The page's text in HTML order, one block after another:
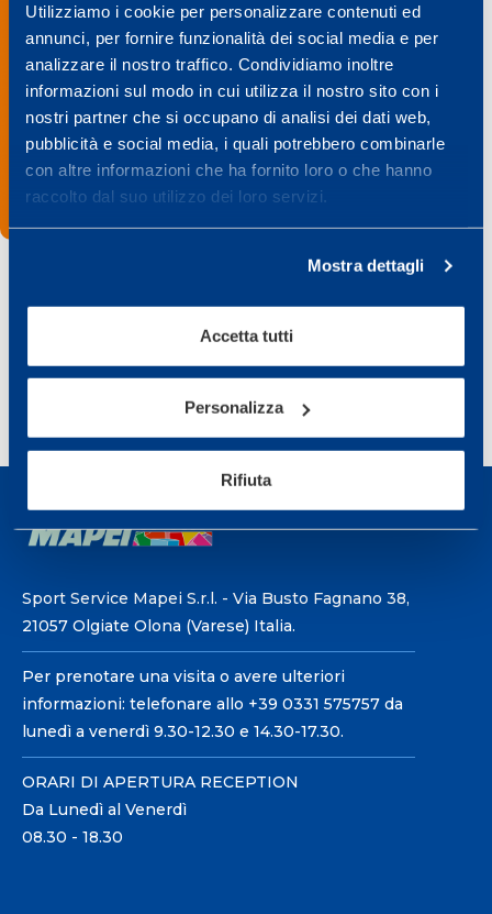
Utilizziamo i cookie per personalizzare contenuti ed
annunci, per fornire funzionalità dei social media e per
analizzare il nostro traffico. Condividiamo inoltre
informazioni sul modo in cui utilizza il nostro sito con i
nostri partner che si occupano di analisi dei dati web,
pubblicità e social media, i quali potrebbero combinarle
con altre informazioni che ha fornito loro o che hanno
raccolto dal suo utilizzo dei loro servizi.
Mostra dettagli
Accetta tutti
Personalizza
Rifiuta
Condividi
Sport Service Mapei S.r.l. - Via Busto Fagnano 38,
21057 Olgiate Olona (Varese) Italia.
Per prenotare una visita o avere ulteriori
informazioni: telefonare allo +39 0331 575757 da
lunedì a venerdì 9.30-12.30 e 14.30-17.30.
ORARI DI APERTURA RECEPTION
Da Lunedì al Venerdì
08.30 - 18.30